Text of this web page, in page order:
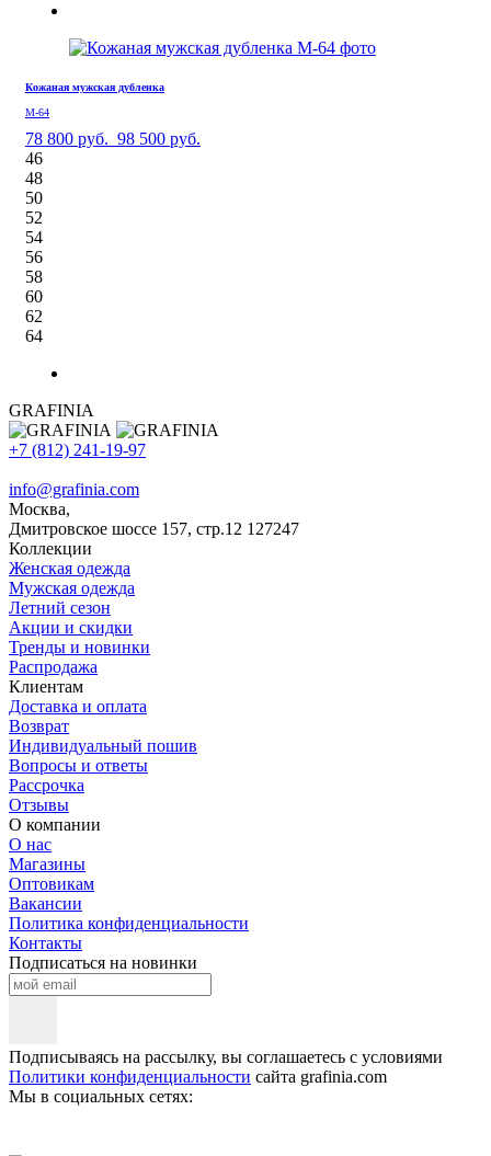
Кожаная мужская дубленка
М-64
78 800 руб. 98 500 руб.
46
48
50
52
54
56
58
60
62
64
GRAFINIA
+7 (812) 241-19-97
info@grafinia.com
Москва,
Дмитровское шоссе 157, стр.12 127247
Коллекции
Женская одежда
Мужская одежда
Летний сезон
Акции и скидки
Тренды и новинки
Распродажа
Клиентам
Доставка и оплата
Возврат
Индивидуальный пошив
Вопросы и ответы
Рассрочка
Отзывы
О компании
О нас
Магазины
Оптовикам
Вакансии
Политика конфиденциальности
Контакты
Подписаться на новинки
Подписываясь на рассылку, вы соглашаетесь с условиями
Политики конфиденциальности сайта grafinia.com
Мы в социальных сетях: